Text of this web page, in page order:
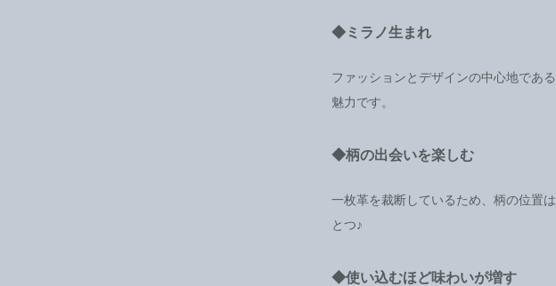
◆ミラノ生まれ
ファッションとデザインの中心地であ
魅力です。
◆柄の出会いを楽しむ
一枚革を裁断しているため、柄の位置
とつ♪
◆使い込むほど味わいが増す